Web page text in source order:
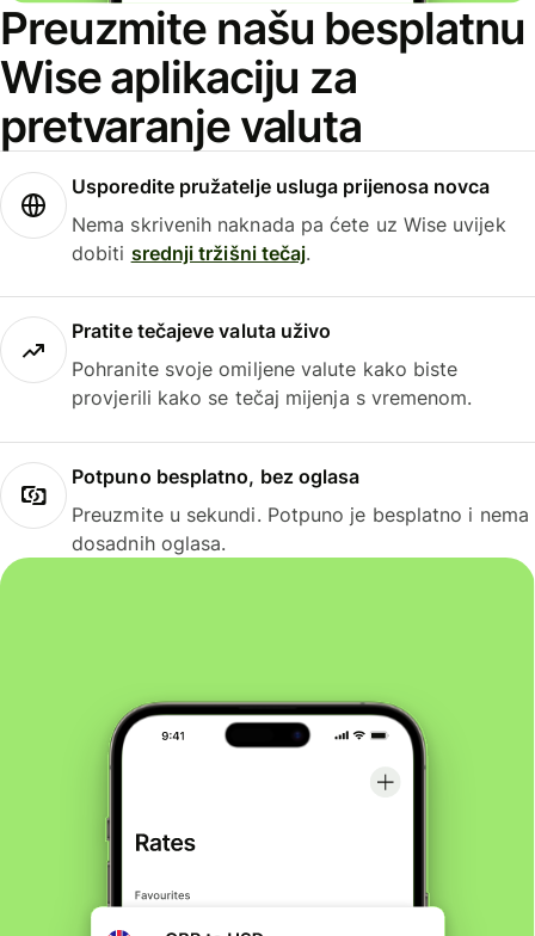
Preuzmite našu besplatnu
Wise aplikaciju za
pretvaranje valuta
Usporedite pružatelje usluga prijenosa novca
Nema skrivenih naknada pa ćete uz Wise uvijek
dobiti srednji tržišni tečaj.
Pratite tečajeve valuta uživo
Pohranite svoje omiljene valute kako biste
provjerili kako se tečaj mijenja s vremenom.
Potpuno besplatno, bez oglasa
Preuzmite u sekundi. Potpuno je besplatno i nema
dosadnih oglasa.